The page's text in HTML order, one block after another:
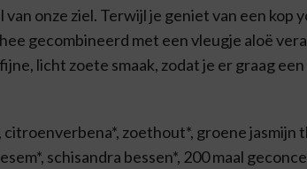
van onze ziel. Terwijl je geniet van een
gecombineerd met een vleugje aloë
licht zoete smaak, zodat je er graag
zoethout*, groene jasmijn
schisandra bessen*, 200 maal